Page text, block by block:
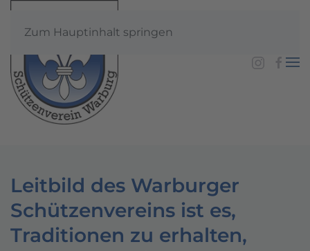
Zum Hauptinhalt springen
Ein Verein mit Tradition
Leitbild des Warburger
Schützenvereins ist es,
Traditionen zu erhalten,